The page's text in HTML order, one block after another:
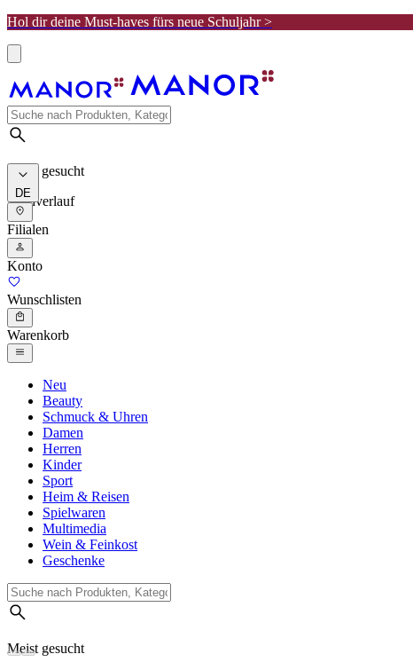
Hol dir deine Must-haves fürs neue Schuljahr >
Meist gesucht
Suchverlauf
DE
Filialen
Konto
Wunschlisten
Warenkorb
Neu
Beauty
Schmuck & Uhren
Damen
Herren
Kinder
Sport
Heim & Reisen
Spielwaren
Multimedia
Wein & Feinkost
Geschenke
Meist gesucht